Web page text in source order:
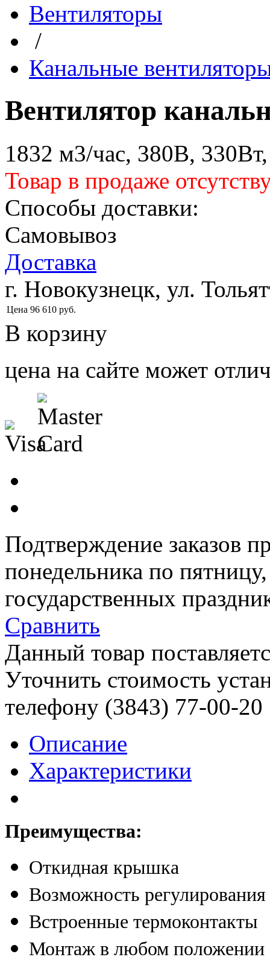
Вентиляторы
/
Канальные
Вентилятор
1832 м3/час, 380В,
Товар в продаже
Способы доставки:
Самовывоз
Доставка
г. Новокузнецк, ул.
Цена 96 610 руб.
В корзину
цена на сайте может
Подтверждение заказов
понедельника по
государственных
Сравнить
Данный товар
Уточнить стоимость
телефону (3843) 77-00-20
Описание
Характеристики
Преимущества:
Откидная крышка
Возможность регулирования
Встроенные термоконтакты
Монтаж в любом положении